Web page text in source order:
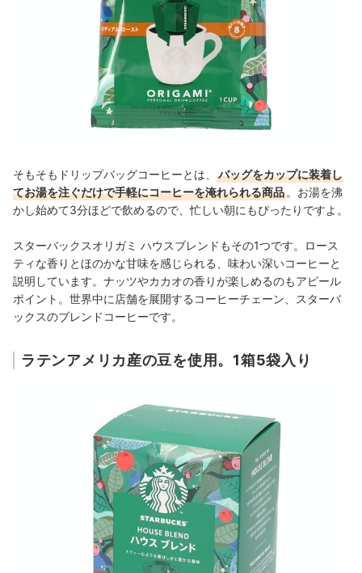
そもそもドリップバッグコーヒーとは、
バッグをカップに装着し
てお湯を注ぐだけで手軽にコーヒーを淹れられる商品 。お湯を沸
かし始めて3分ほどで飲めるので、忙しい朝にもぴったりですよ。
スターバックスオリガミ ハウスブレンドもその1つです。ロース
ティな香りとほのかな甘味を感じられる、味わい深いコーヒーと
説明しています。ナッツやカカオの香りが楽しめるのもアピール
ポイント。世界中に店舗を展開するコーヒーチェーン、スターバ
ックスのブレンドコーヒーです。
ラテンアメリカ産の豆を使用。1箱5袋入り